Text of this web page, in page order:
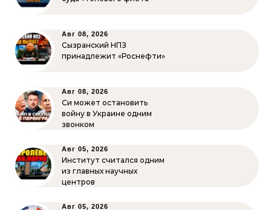
Авг 08, 2026
Сызранский НПЗ
принадлежит «Роснефти»
Авг 08, 2026
Си может остановить
войну в Украине одним
звонком
Авг 05, 2026
Институт считался одним
из главных научных
центров
Авг 05, 2026